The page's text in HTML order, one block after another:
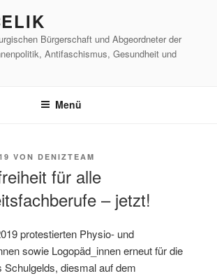
Bürgerschaft und Abgeordneter der
Antifaschismus, Gesundheit und
Menü
VON DENIZTEAM
für alle
– jetzt!
protestierten Physio- und
sowie Logopäd_innen erneut für die
Schulgelds, diesmal auf dem